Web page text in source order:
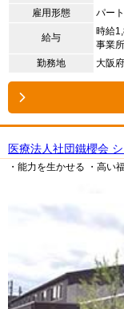
雇用形態
パート
給与
時給
事業
勤務地
大阪
医療法人社団鐵櫻会
・能力を生かせる ・高い